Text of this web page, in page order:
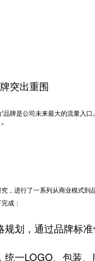
突出重围
牌是公司未来最大的流量入
，进行了一系列从商业模式到
成：
划，通过品牌标
一LOGO、包装、